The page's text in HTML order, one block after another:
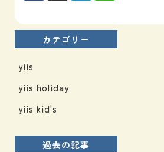
カテゴリー
yiis
yiis holiday
yiis kid's
過去の記事